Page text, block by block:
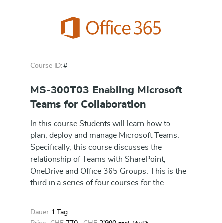
Course ID:#
MS-300T03 Enabling Microsoft
Teams for Collaboration
In this course Students will learn how to
plan, deploy and manage Microsoft Teams.
Specifically, this course discusses the
relationship of Teams with SharePoint,
OneDrive and Office 365 Groups. This is the
third in a series of four courses for the
Microsoft 365 Teamwork.
Dauer: 1 Tag